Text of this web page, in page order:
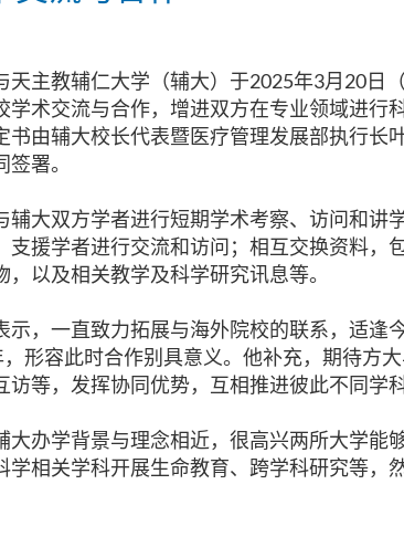
天主教辅仁大学（辅大）于2025年3月20日
学术交流与合作，增进双方在专业领域进行
书由辅大校长代表暨医疗管理发展部执行长
署。
辅大双方学者进行短期学术考察、访问和讲
支援学者进行交流和访问；相互交换资料，
以及相关教学及科学研究讯息等。
示，一直致力拓展与海外院校的联系，适逢
形容此时合作别具意义。他补充，期待方
访等，发挥协同优势，互相推进彼此不同学
大办学背景与理念相近，很高兴两所大学能
学相关学科开展生命教育、跨学科研究等，